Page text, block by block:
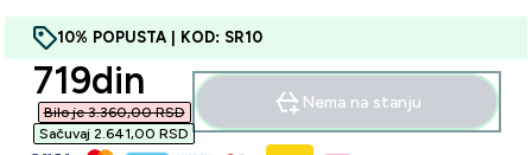
10% POPUSTA | KOD: SR10
discounted price
719din‎
Bilo je 3.360,00 RSD‎
Sačuvaj 2.641,00 RSD‎
Nema na stanju